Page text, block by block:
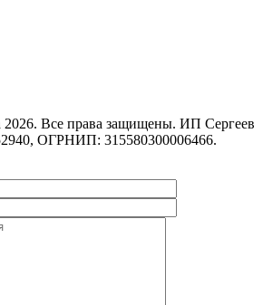
Все права защищены. ИП Сергеев
ОГРНИП: 315580300006466.